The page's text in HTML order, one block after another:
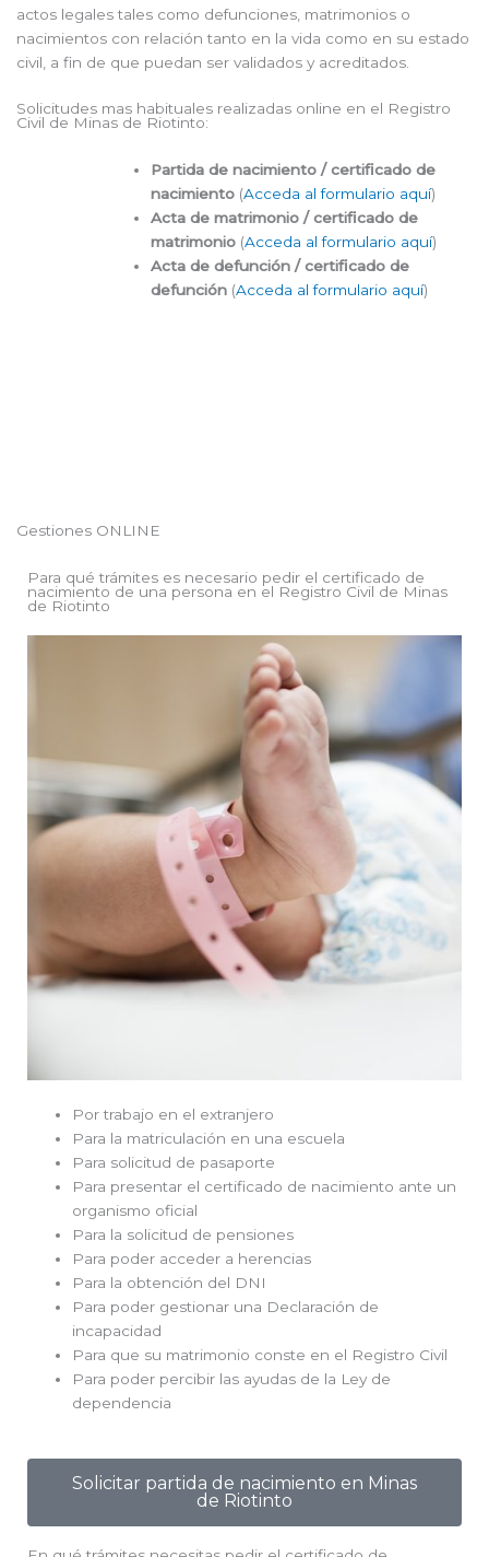
actos legales tales como defunciones, matrimonios o
nacimientos con relación tanto en la vida como en su estado
civil, a fin de que puedan ser validados y acreditados.
Solicitudes mas habituales realizadas online en el Registro
Civil de Minas de Riotinto:
Partida de nacimiento / certificado de
nacimiento (Acceda al formulario aquí)
Acta de matrimonio / certificado de
matrimonio (Acceda al formulario aquí)
Acta de defunción / certificado de
defunción (Acceda al formulario aquí)
Gestiones ONLINE
Para qué trámites es necesario pedir el certificado de
nacimiento de una persona en el Registro Civil de Minas
de Riotinto
Por trabajo en el extranjero
Para la matriculación en una escuela
Para solicitud de pasaporte
Para presentar el certificado de nacimiento ante un
organismo oficial
Para la solicitud de pensiones
Para poder acceder a herencias
Para la obtención del DNI
Para poder gestionar una Declaración de
incapacidad
Para que su matrimonio conste en el Registro Civil
Para poder percibir las ayudas de la Ley de
dependencia
Solicitar partida de nacimiento en Minas
de Riotinto